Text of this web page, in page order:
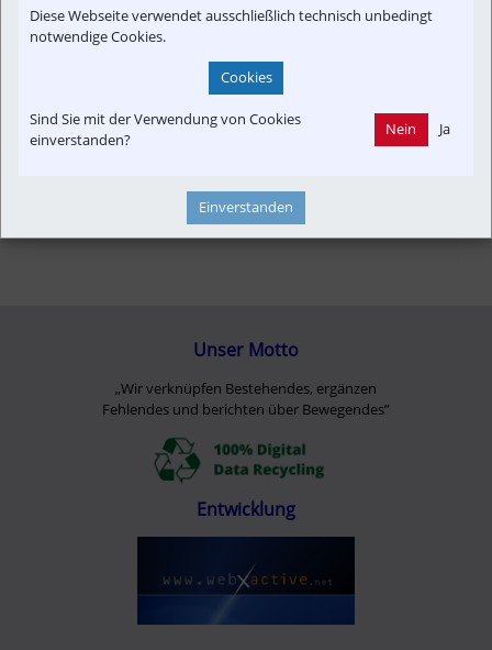
Unser Motto
„Wir verknüpfen Bestehendes, ergänzen
Fehlendes und berichten über Bewegendes”
Entwicklung
Diese Webseite verwendet ausschließlich technisch unbedingt
notwendige Cookies.
Cookies
Sind Sie mit der Verwendung von Cookies
einverstanden?
Nein Ja
Einverstanden